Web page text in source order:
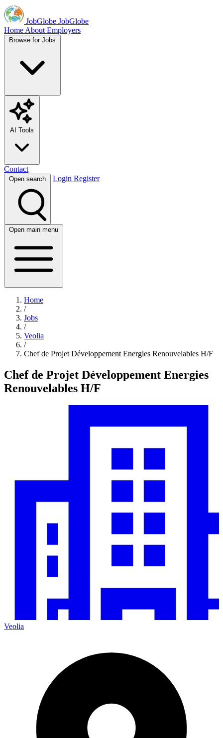
JobGlobe JobGlobe
Home About Employers
Browse for Jobs
AI Tools
Contact
Open search Login Register
Open main menu
Home
/
Jobs
/
Veolia
/
Chef de Projet Développement Energies Renouvelables H/F
Chef de Projet Développement Energies
Renouvelables H/F
Veolia